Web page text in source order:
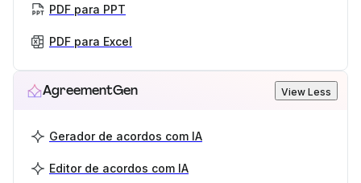
PDF para PPT
PDF para Excel
AgreementGen View Less
Gerador de acordos com IA
Editor de acordos com IA